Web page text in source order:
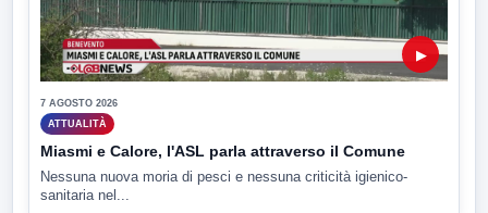
▶
7 AGOSTO 2026
ATTUALITÀ
Miasmi e Calore, l'ASL parla attraverso il Comune
Nessuna nuova moria di pesci e nessuna criticità igienico-
sanitaria nel...